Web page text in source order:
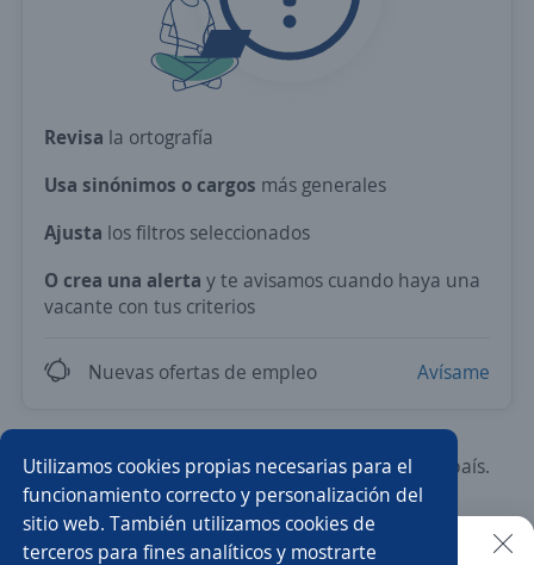
Utilizamos cookies propias necesarias para el
funcionamiento correcto y personalización del
sitio web. También utilizamos cookies de
terceros para fines analíticos y mostrarte
Revisa la ortografía
Usa sinónimos o cargos más generales
Ajusta los filtros seleccionados
O crea una alerta y te avisamos cuando haya una
vacante con tus criterios
Nuevas ofertas de empleo Avísame
Prueba con los empleos más demandados del país.
Almacenista Velador/a Producción